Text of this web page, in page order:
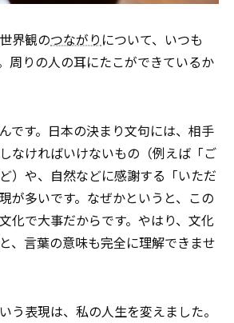
界観のつながり について、いつも
周りの人の耳にたこができているか
です。日本の決まり文句には、相手
なければいけないもの（例えば「ご
）や、自然などに感謝する「いただ
が多いです。なぜかというと、この
化で大事だからです。やはり、文化
、言葉の意味も完全に理解できませ
う表現は、私の人生を変えました。